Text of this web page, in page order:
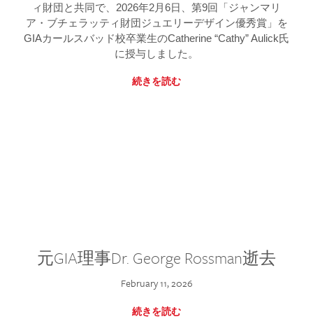
ィ財団と共同で、2026年2月6日、第9回「ジャンマリ
ア・ブチェラッティ財団ジュエリーデザイン優秀賞」を
GIAカールスバッド校卒業生のCatherine “Cathy” Aulick氏
に授与しました。
続きを読む
元GIA理事Dr. George Rossman逝去
February 11, 2026
続きを読む